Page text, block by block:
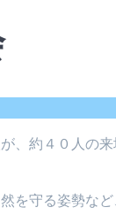
、約４０人の
を守る姿勢な